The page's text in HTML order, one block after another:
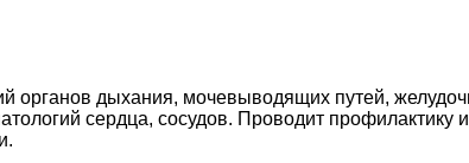
органов дыхания, мочевыводящих путей,
сердца, сосудов. Проводит